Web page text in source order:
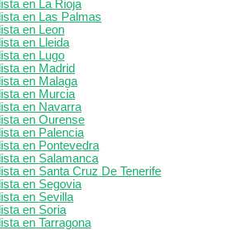
en La Rioja
en Las Palmas
en Leon
en Lleida
en Lugo
en Madrid
en Malaga
en Murcia
en Navarra
en Ourense
en Palencia
en Pontevedra
en Salamanca
en Santa Cruz De Tenerife
en Segovia
en Sevilla
en Soria
en Tarragona